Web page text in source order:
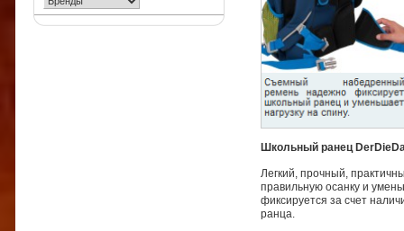
Школьный ранец
Легкий, прочный,
правильную осанку и
фиксируется за счет
ранца.